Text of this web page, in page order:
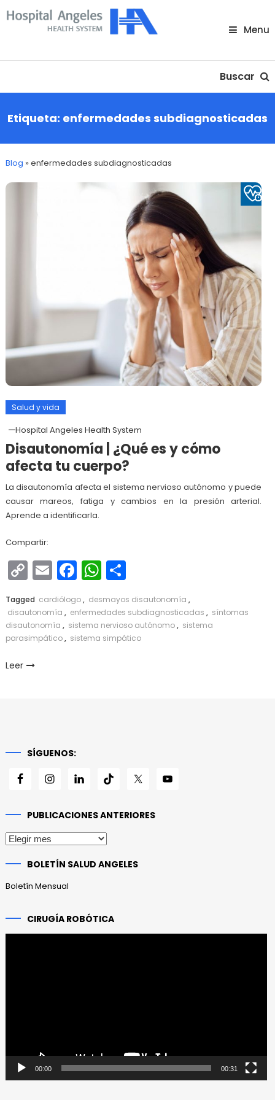
Skip
To
Menu
Buscar
Etiqueta: enfermedades subdiagnosticadas
Blog »enfermedades subdiagnosticadas
Salud y vida
Hospital Angeles Health System
Disautonomía | ¿Qué es y cómo
afecta tu cuerpo?
La disautonomía afecta el sistema nervioso autónomo y puede
causar mareos, fatiga y cambios en la presión arterial.
Aprende a identificarla.
Compartir:
Copy
Link
EmailFacebook
WhatsApp
Compartir
Tagged cardiólogo, desmayos disautonomía ,
disautonomía , enfermedades subdiagnosticadas , síntomas
disautonomía , sistema nervioso autónomo, sistema
parasimpático, sistema simpático
Leer
SÍGUENOS:
PUBLICACIONES ANTERIORES
Publicaciones
BOLETÍN SALUD ANGELES
Boletín Mensual
CIRUGÍA ROBÓTICA
00:00 00:31